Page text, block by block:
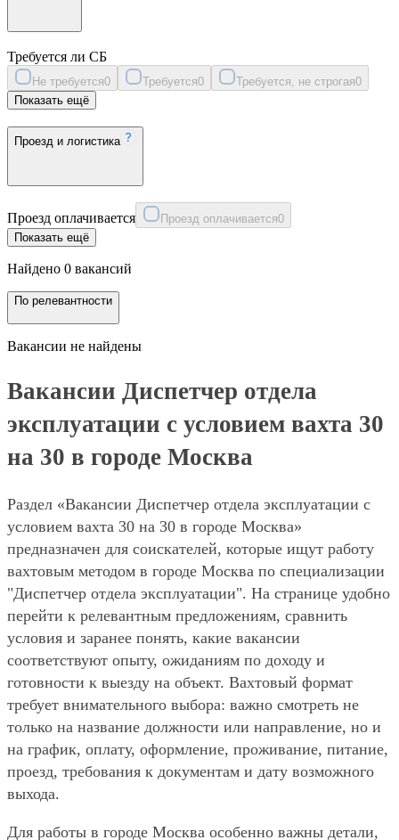
Требуется ли СБ
Не требуется0 Требуется0 Требуется, не строгая0
Показать ещё
Проезд и логистика
Проезд оплачивается Проезд оплачивается0
Показать ещё
Найдено 0 вакансий
По релевантности
Вакансии не найдены
Вакансии Диспетчер отдела
эксплуатации с условием вахта 30
на 30 в городе Москва
Раздел «Вакансии Диспетчер отдела эксплуатации с
условием вахта 30 на 30 в городе Москва»
предназначен для соискателей, которые ищут работу
вахтовым методом в городе Москва по специализации
"Диспетчер отдела эксплуатации". На странице удобно
перейти к релевантным предложениям, сравнить
условия и заранее понять, какие вакансии
соответствуют опыту, ожиданиям по доходу и
готовности к выезду на объект. Вахтовый формат
требует внимательного выбора: важно смотреть не
только на название должности или направление, но и
на график, оплату, оформление, проживание, питание,
проезд, требования к документам и дату возможного
выхода.
Для работы в городе Москва особенно важны детали,